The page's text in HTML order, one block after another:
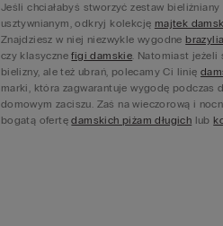
Jeśli chciałabyś stworzyć zestaw
usztywnianym, odkryj kolekcję majtek
Znajdziesz w niej niezwykle wygodne
czy klasycznefigi damskie. Natomiast jeżeli
bielizny, ale też ubrań, polecamy Ci linię
marki, która zagwarantuje wygodę podczas
domowym zaciszu. Zaś na wieczorową i
bogatą ofertędamskich piżam długich lub